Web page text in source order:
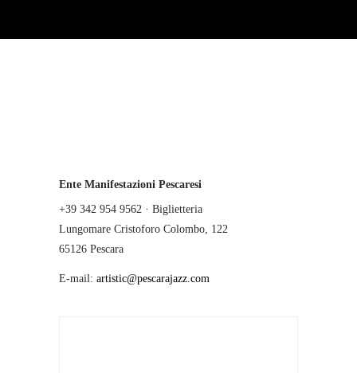
Ente Manifestazioni Pescaresi
+39 342 954 9562 · Biglietteria
Lungomare Cristoforo Colombo, 122
65126 Pescara
E-mail: artistic@pescarajazz.com